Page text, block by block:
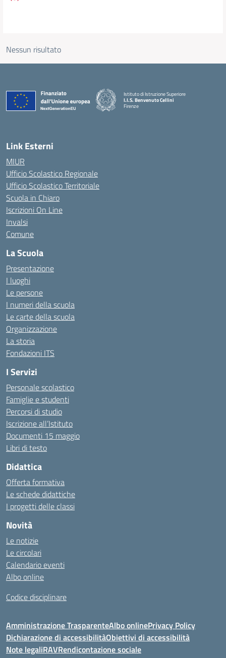
Nessun risultato
Istituto di Istruzione Superiore
I.I.S. Benvenuto Cellini
Firenze
Link Esterni
MIUR
Ufficio Scolastico Regionale
Ufficio Scolastico Territoriale
Scuola in Chiaro
Iscrizioni On Line
Invalsi
Comune
La Scuola
Presentazione
I luoghi
Le persone
I numeri della scuola
Le carte della scuola
Organizzazione
La storia
Fondazioni ITS
I Servizi
Personale scolastico
Famiglie e studenti
Percorsi di studio
Iscrizione all’Istituto
Documenti 15 maggio
Libri di testo
Didattica
Offerta formativa
Le schede didattiche
I progetti delle classi
Novità
Le notizie
Le circolari
Calendario eventi
Albo online
Codice disciplinare
Amministrazione TrasparenteAlbo onlinePrivacy Policy
Dichiarazione di accessibilitàObiettivi di accessibilità
Note legaliRAVRendicontazione sociale